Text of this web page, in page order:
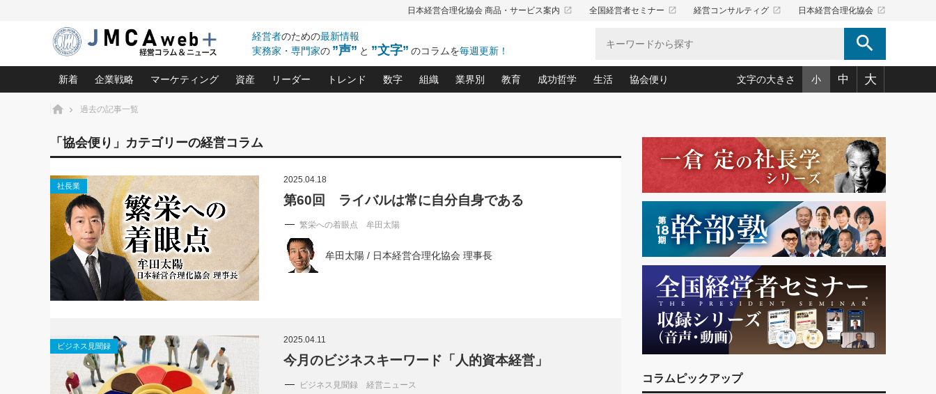
日本経営合理化協会 商品・サービス案内 launch 全国経営者セミナー launch 経営コンサルティグ launch 日本経営合理化協会 launch
経営者のための最新情報
実務家・専門家の ”声” と ”文字” のコラムを毎週更新！ search
新着
2026.08.7
相談15：銀行がやたらと固定金
利を勧めてきます！やはり固定
がよいのでしょうか！
2026.08.7
第153回「内需企業があっとい
う間にグローバル成長企業に」
FOOD & LIFE COMPANIES
2026.08.5
2026.08.5
第86回 「言葉狩り」
もっとみる
企業戦略
中小企業の「１位づくり」戦略(96)
利益を最大化する「業務改善」横田尚哉氏(5)
強い会社を築く ビジネス・クリニック(240)
日本レーザー「人を大切にしながら利益を上げる経営」の極意
(3)
武器としてのM&A入門(3)
社長のための“儲かる通販”戦略視点(151)
継続経営 百話百行(85)
マーケティング
ネット戦略成功の秘訣 圧倒的に儲かる仕組みづくり講座(12)
ビジネスを一瞬で制する！一流グローバル経営者は知ってい
ロングセラーの玉手箱(9)
大復活＆快進撃！ユニバーサルスタジオジャパンの成功要因と
は(5)
最高の自分を表現する 成功イメージ戦略(77)
酒井光雄 成功事例に学ぶ繁栄企業のブランド戦略(39)
資産
あなたの会社と資産を守る一手(171)
どうなる金融業界(39)
中国経済の最新動向(204)
事業承継の前に、決めておきたい、知っておきたい、やってお
きたいコト(12)
会社と社長のための資産管理講座(95)
深読み企業分析(153)
リーダー
ビジネスリーダー×次の一手「牟田太陽の社長業ネクスト」
ピョートル・F・グジバチの『経営戦略の新常識』(12)
朝礼・会議での「社長の３分間スピーチ」ネタ帳(159)
楠木建の「経営知になる考え方」(57)
酒井英之の社長のビジョン実現道場(10)
トレンド
北村森の「今月のヒット商品」(109)
数字
おカネが残る決算書にするために、やっておきたいこと(34)
強い決算書の会社はココが違う！(36)
損益分岐点を下げる、Ｐ／Ｌ不況時代の新戦略(12)
新・会計経営と実学(37)
組織
中小企業の新たな法律リスク(178)
賃金決定の定石(68)
顧客・社員・社会から支持される「ウェルビーイング経営入
業界別
売れる住宅を創る 100の視点(100)
柿内幸夫─社長のための現場改善(174)
教育
あなただからお願いしたいと思われる 気配りの達人(127)
クレーム対応の新知識と新常識(57)
デキル社員に育てる！ 社員教育の決め手(203)
業績アップにつながる！ワンランク上の手紙・メール術(100)
成功哲学
中国哲学に学ぶ 不況は会社守成の好機(38)
令和時代の「社長の人間力の磨き方」(86)
先人の名句名言の教え 東洋思想に学ぶ経営学(132)
経営に活かす“十八史略”(30)
生活
おのころ心平の ──社長のための「か・ら・だマネジメント」
デジタルＡＶを味方に！新・仕事術(180)
リーダー脳の鍛え方(32)
ワインを楽しむ基礎レッスン(12)
必読！社長が読むべき今月の4冊(88)
眼と耳で楽しむ読書術(162)
社長の「氣」(30)
米国スポーツ・ビジネスに学ぶ心理学(98)
高橋一喜の『これぞ！"本物の温泉"』(157)
協会便り
「愛読者通信」著者インタビュー(44)
ビジネス見聞録 経営ニュース(100)
作間信司の経営無形庵(けいえいむぎょうあん)(166)
繁栄への着眼点 牟田太陽(76)
講話を聞いて学ぼう 実学・耳学・磨く「ミミガク」のすすめ
(7)
文字の大きさ 小 中 大
ホーム 過去の記事一覧
「協会便り」カテゴリーの経営コラム
社長業
2025.04.18
第60回 ライバルは常に自分自身である
繁栄への着眼点 牟田太陽
牟田太陽 / 日本経営合理化協会 理事長
ビジネス見聞録
2025.04.11
今月のビジネスキーワード「人的資本経営」
ビジネス見聞録 経営ニュース
コラムピックアップ